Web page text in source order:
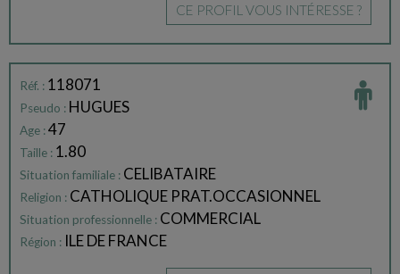
CE PROFIL VOUS INTÉRESSE ?
Réf. : 118071
Pseudo : HUGUES
Age :47
Taille : 1.80
Situation familiale : CELIBATAIRE
Religion : CATHOLIQUE PRAT.OCCASIONNEL
Situation professionnelle : COMMERCIAL
Région : ILE DE FRANCE